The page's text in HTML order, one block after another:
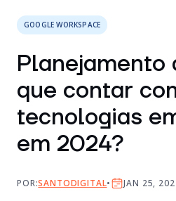
GOOGLE WORKSPACE
Planejamento
que contar
tecnologias
em 2024?
POR:SANTODIGITAL JAN 25,